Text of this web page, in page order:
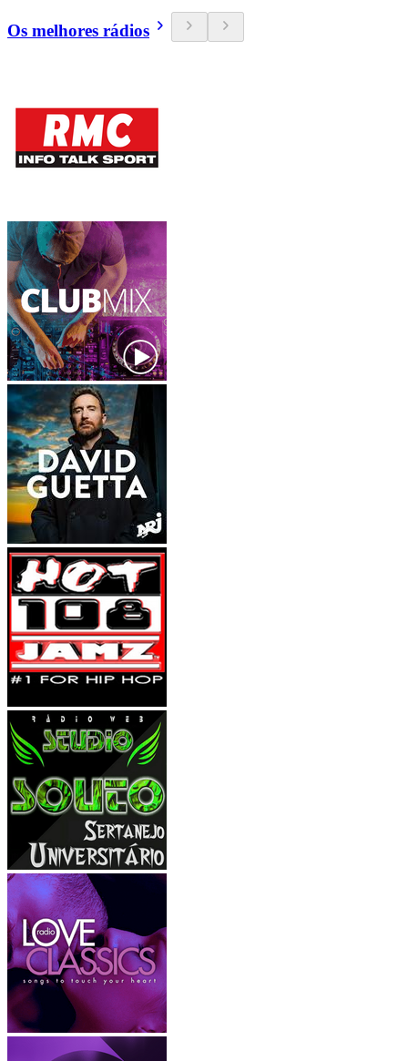
Os melhores rádios